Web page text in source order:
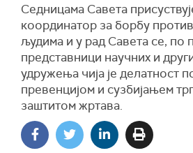
Седницама Савета
координатор за борбу
људима и у рад Савета се, по
представници научних и
удружења чија је делатност
превенцијом и сузбијањем
заштитом жртава.